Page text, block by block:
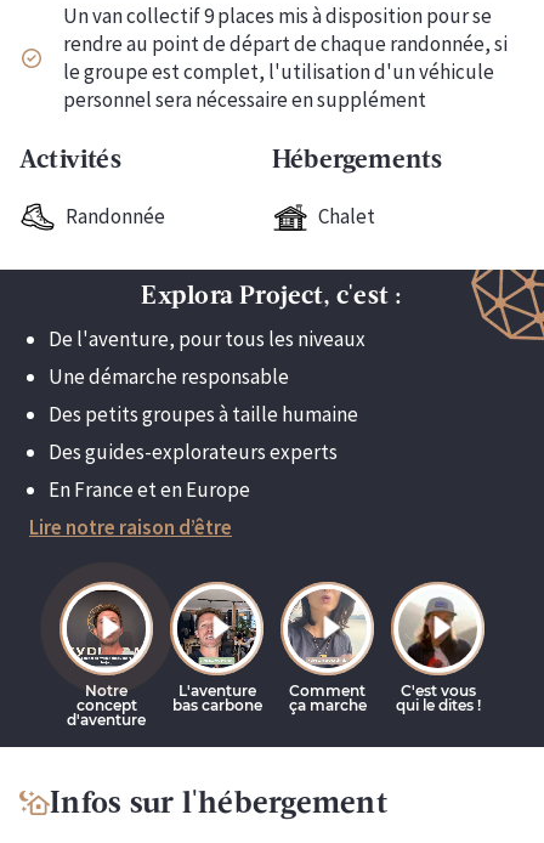
Un van collectif 9 places mis à disposition pour se
rendre au point de départ de chaque randonnée, si
le groupe est complet, l'utilisation d'un véhicule
personnel sera nécessaire en supplément
Activités
Randonnée
Hébergements
Chalet
Explora Project, c'est :
De l'aventure, pour tous les niveaux
Une démarche responsable
Des petits groupes à taille humaine
Des guides-explorateurs experts
En France et en Europe
Lire notre raison d’être
Infos sur l'hébergement